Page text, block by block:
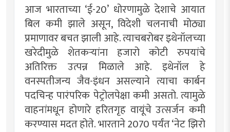
आज भारताच्या ‌‘ई-20‌’ धोरणामुळे देशाचे आयात
बिल कमी झाले असून, विदेशी चलनाची मोठ्या
प्रमाणावर बचत झाली आहे. त्याचबरोबर इथेनॉलच्या
खरेदीमुळे शेतकऱ्यांना हजारो कोटी रुपयांचे
अतिरिक्त उत्पन्न मिळाले आहे. इथेनॉल हे
वनस्पतीजन्य जैव-इंधन असल्याने त्याचा कार्बन
पदचिन्ह पारंपरिक पेट्रोलपेक्षा कमी असतो. त्यामुळे
वाहनांमधून होणारे हरितगृह वायूंचे उत्सर्जन कमी
करण्यास मदत होते. भारताने 2070 पर्यंत ‌‘नेट झिरो